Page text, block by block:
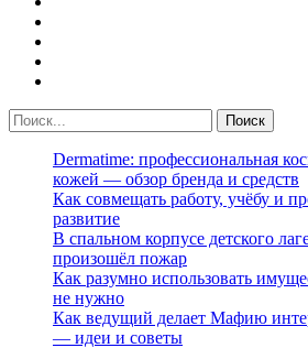
Dermatime: профессиональная
кожей — обзор бренда и средств
Как совмещать работу, учёбу и
развитие
В спальном корпусе детского
произошёл пожар
Как разумно использовать
не нужно
Как ведущий делает Мафию
— идеи и советы